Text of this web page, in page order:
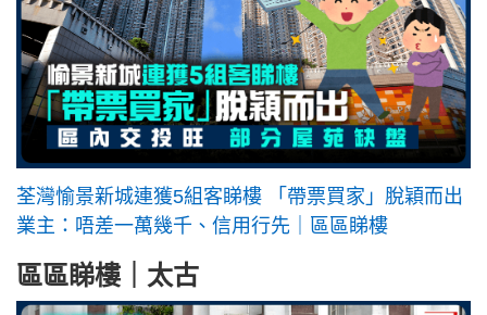
荃灣愉景新城連獲5組客睇樓 「帶票買家」脫穎而出
業主：唔差一萬幾千、信用行先｜區區睇樓
區區睇樓｜太古